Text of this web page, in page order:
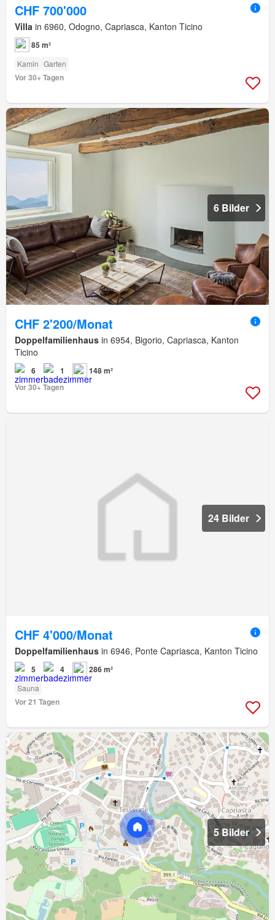
CHF 700'000
Villa in 6960, Odogno, Capriasca, Kanton Ticino
85 m²
Kamin Garten
Vor 30+ Tagen
6 Bilder
CHF 2'200/Monat
Doppelfamilienhaus in 6954, Bigorio, Capriasca, Kanton
Ticino
6 1
148 m²
Vor 30+ Tagen
24 Bilder
CHF 4'000/Monat
Doppelfamilienhaus in 6946, Ponte Capriasca, Kanton Ticino
5 4 286 m²
Sauna
Vor 21 Tagen
5 Bilder